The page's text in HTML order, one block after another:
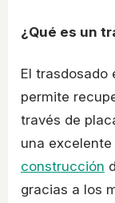
¿Qué es un
El trasdosado
permite
través de
una
construcción
gracias a los